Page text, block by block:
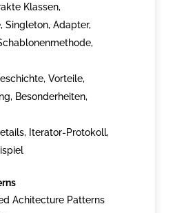
Klassen,
Singleton, Adapter,
Vorteile,
Besonderheiten,
Iterator-Protokoll,
Achitecture Patterns